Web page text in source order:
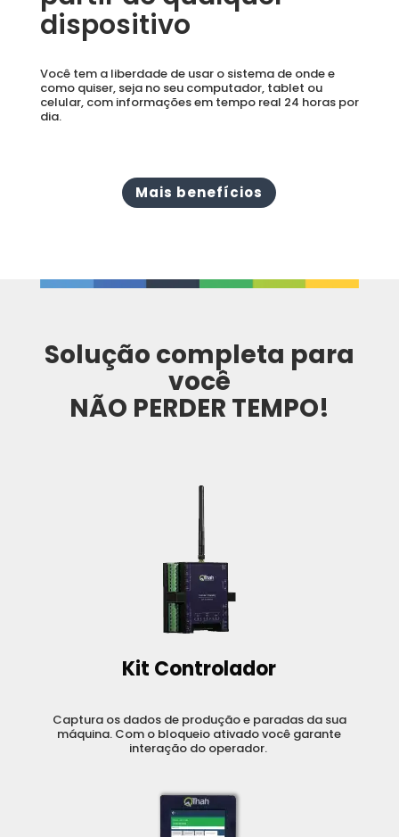
dispositivo
Você tem a liberdade de usar o sistema de onde e
como quiser, seja no seu computador, tablet ou
celular, com informações em tempo real 24 horas por
dia.
Mais benefícios
Solução completa para
você
NÃO PERDER TEMPO!
Kit Controlador
Captura os dados de produção e paradas da sua
máquina. Com o bloqueio ativado você garante
interação do operador.